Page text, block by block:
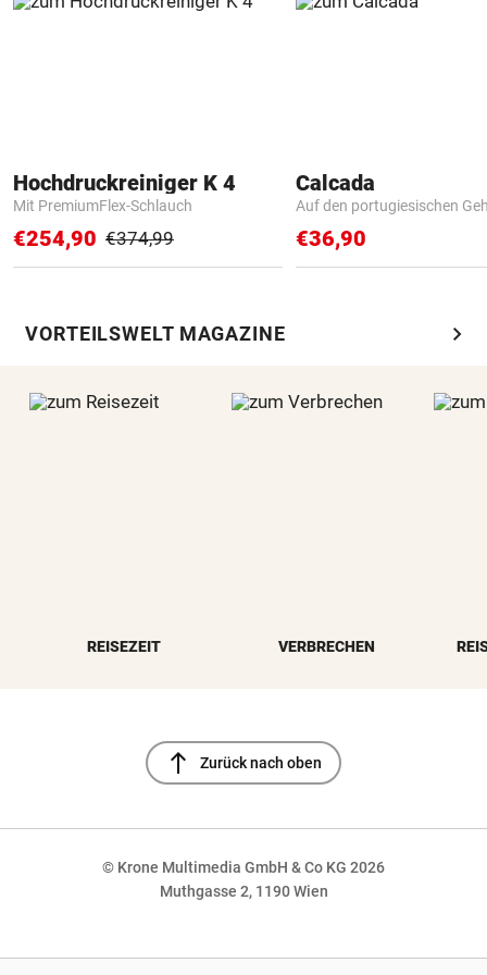
Hochdruckreiniger K 4
Mit PremiumFlex-Schlauch
€254,90 €374,99
Calcada
Auf den portugiesischen
€36,90
VORTEILSWELT MAGAZINE chevron_right
REISEZEIT VERBRECHEN
north Zurück nach oben
© Krone Multimedia GmbH & Co KG 2026
Muthgasse 2, 1190 Wien
NaN%